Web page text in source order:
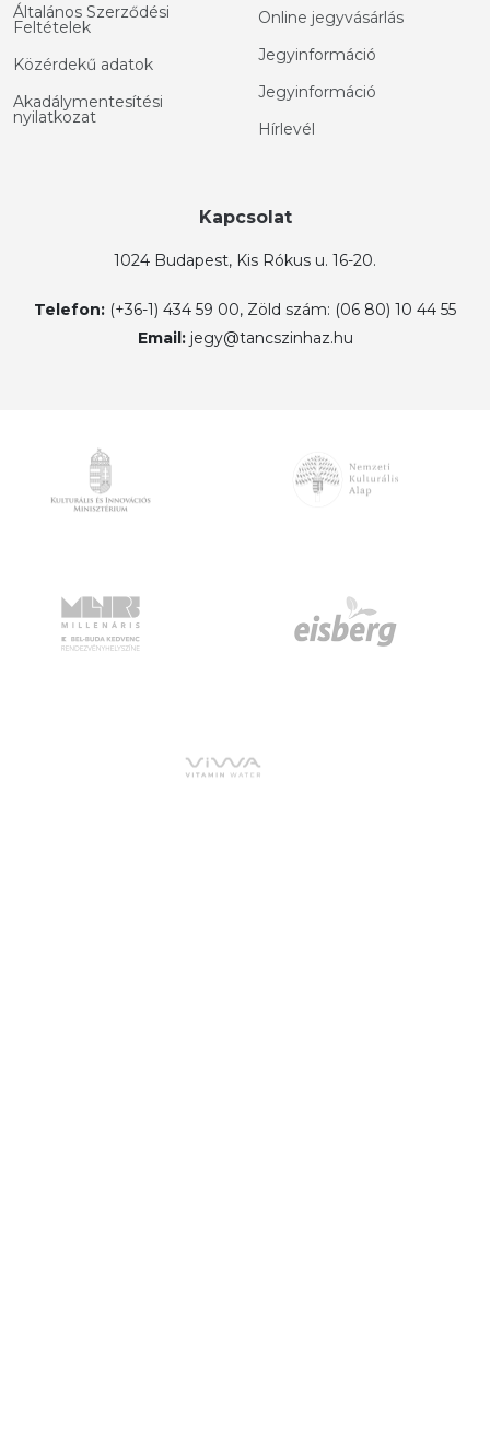
Általános Szerződési
Feltételek
Közérdekű adatok
Akadálymentesítési
nyilatkozat
Online jegyvásárlás
Jegyinformáció
Jegyinformáció
Hírlevél
Kapcsolat
1024 Budapest, Kis Rókus u. 16-20.
Telefon: (+36-1) 434 59 00, Zöld szám: (06 80) 10 44 55
Email: jegy@tancszinhaz.hu